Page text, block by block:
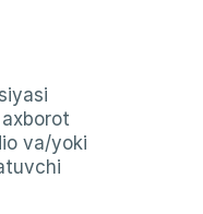
va/yoki